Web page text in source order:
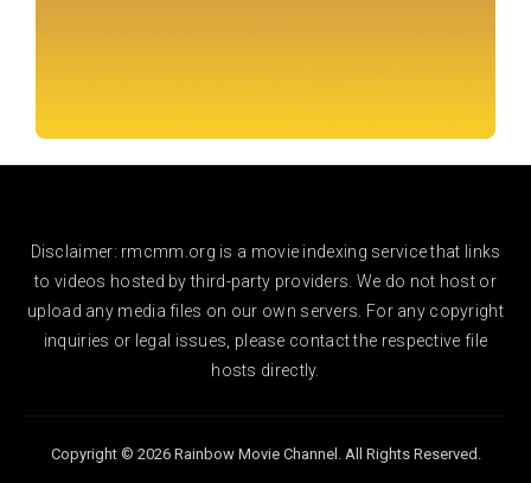
Disclaimer: rmcmm.org is a movie indexing service that links
to videos hosted by third-party providers. We do not host or
upload any media files on our own servers. For any copyright
inquiries or legal issues, please contact the respective file
hosts directly.
Copyright © 2026 Rainbow Movie Channel. All Rights Reserved.